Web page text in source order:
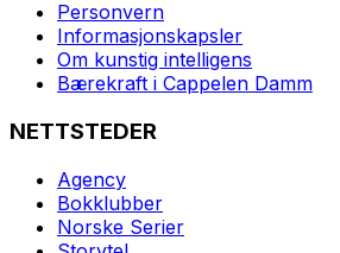
Personvern
Informasjonskapsler
Om kunstig intelligens
Bærekraft i Cappelen Damm
NETTSTEDER
Agency
Bokklubber
Norske Serier